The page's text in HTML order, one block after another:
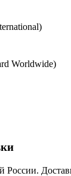
Worldwide)